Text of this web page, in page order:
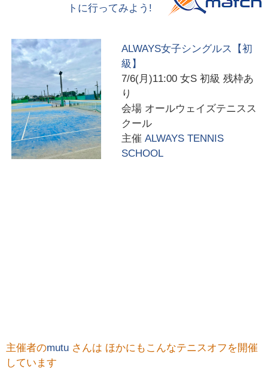
トに行ってみよう!
ALWAYS女子シングルス【初
級】
7/6(月)11:00 女S 初級 残枠あ
り
会場 オールウェイズテニスス
クール
主催 ALWAYS TENNIS
SCHOOL
主催者のmutu さんは ほかにもこんなテニスオフを開催
しています